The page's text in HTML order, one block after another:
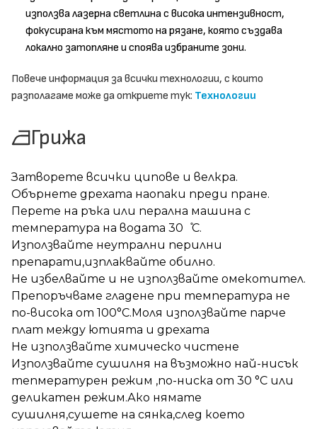
използва лазерна светлина с висока интензивност,
фокусирана към мястото на рязане, която създава
локално затопляне и споява избраните зони.
Повече информация за всички технологии, с които
разполагаме може да откриете тук: Технологии
Грижа
Затворете всички ципове и велкра.
Обърнете дрехата наопаки преди пране.
Перете на ръка или перална машина с
температура на водата 30 ̊С.
Използвайте неутрални перилни
препарати,изплаквайте обилно.
Не избелвайте и не използвайте омекотител.
Препоръчваме гладене при температура не
по-висока от 100°C.Моля използвайте парче
плат между ютията и дрехата
Не използвайте химическо чистене
Използвайте сушилня на възможно най-нисък
тепмературен режим ,по-ниска от 30 °C или
деликатен режим.Ако нямате
сушилня,сушете на сянка,след което